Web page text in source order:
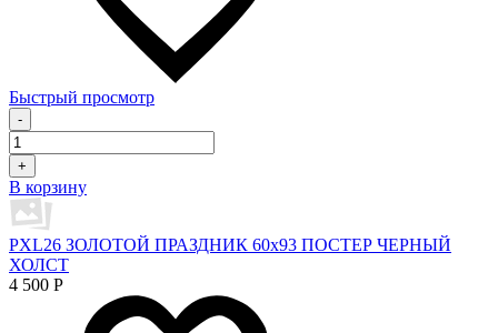
Быстрый просмотр
-
+
В корзину
PXL26 ЗОЛОТОЙ ПРАЗДНИК 60х93 ПОСТЕР ЧЕРНЫЙ
ХОЛСТ
4 500 Р